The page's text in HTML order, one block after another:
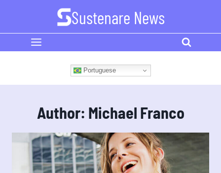
content
Sustenare News
Portuguese
Author: Michael Franco